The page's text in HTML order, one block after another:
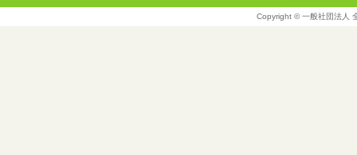
Copyright © 一般社団法人